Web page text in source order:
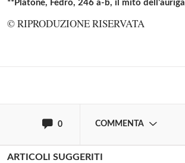
**Platone, Fedro, 246 a-b, il mito dell’auriga
© RIPRODUZIONE RISERVATA
0 COMMENTA
commentare!
ARTICOLI SUGGERITI